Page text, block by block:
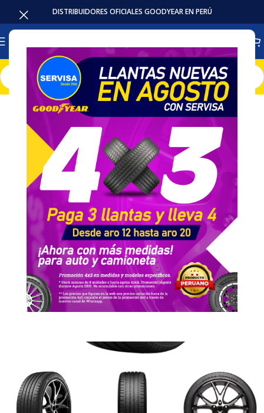
DISTRIBUIDORES OFICIALES GOODYEAR EN PERÚ
Inicio Llantas Auto